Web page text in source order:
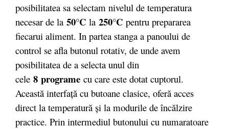
posibilitatea sa selectam nivelul de temperatura
necesar de la 50°C la 250°C pentru prepararea
fiecarui aliment. In partea stanga a panoului de
control se afla butonul rotativ, de unde avem
posibilitatea de a selecta unul din
cele 8 programe cu care este dotat cuptorul.
Această interfaţă cu butoane clasice, oferă acces
direct la temperatură şi la modurile de încălzire
practice. Prin intermediul butonului cu numaratoare